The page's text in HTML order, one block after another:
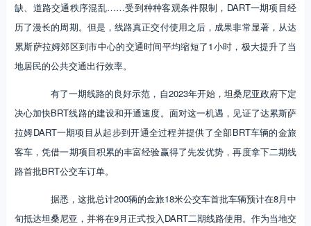
缺、道路交通秩序混乱……受到种种客观条件限制，DART一期项目经
历了漫长的周期。但是，线路真正交付使用之后，成果非常显著，从达
累斯萨拉姆郊区到市中心的交通时间平均缩短了1小时，极大提升了当
地居民的公共交通出行效率。
有了一期线路的良好示范，自2023年开始，坦桑尼亚政府下定
决心加快BRT线路的建设和开通速度。面对这一机遇，见证了达累斯萨
拉姆DART一期项目从起步到开通全过程并提供了全部BRT车辆的金旅
客车，凭借一期项目积累的丰富经验赢得了先发优势，再度拿下二期线
路首批BRT公交车订单。
据悉，这批总计200辆的金旅18米公交车首批车辆预计在8月中
旬抵达坦桑尼亚，并将在9月正式投入DART二期线路使用。作为当地交